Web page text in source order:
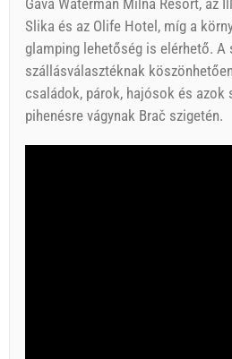
Gava Waterman Milna Resort, az
Slika és az Olife Hotel, míg a
glamping lehetőség is elérhető. A
szállásválasztéknak
családok, párok, hajósok és azok
pihenésre vágynak Brač szigetén.